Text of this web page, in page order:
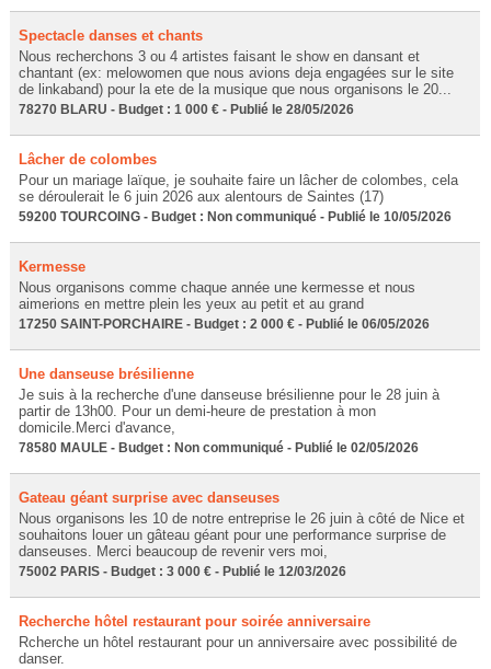
Spectacle danses et chants
Nous recherchons 3 ou 4 artistes faisant le show en dansant et
chantant (ex: melowomen que nous avions deja engagées sur le site
de linkaband) pour la ete de la musique que nous organisons le 20...
78270 BLARU - Budget : 1 000 € - Publié le 28/05/2026
Lâcher de colombes
Pour un mariage laïque, je souhaite faire un lâcher de colombes, cela
se déroulerait le 6 juin 2026 aux alentours de Saintes (17)
59200 TOURCOING - Budget : Non communiqué - Publié le 10/05/2026
Kermesse
Nous organisons comme chaque année une kermesse et nous
aimerions en mettre plein les yeux au petit et au grand
17250 SAINT-PORCHAIRE - Budget : 2 000 € - Publié le 06/05/2026
Une danseuse brésilienne
Je suis à la recherche d'une danseuse brésilienne pour le 28 juin à
partir de 13h00. Pour un demi-heure de prestation à mon
domicile.Merci d'avance,
78580 MAULE - Budget : Non communiqué - Publié le 02/05/2026
Gateau géant surprise avec danseuses
Nous organisons les 10 de notre entreprise le 26 juin à côté de Nice et
souhaitons louer un gâteau géant pour une performance surprise de
danseuses. Merci beaucoup de revenir vers moi,
75002 PARIS - Budget : 3 000 € - Publié le 12/03/2026
Recherche hôtel restaurant pour soirée anniversaire
Rcherche un hôtel restaurant pour un anniversaire avec possibilité de
danser.